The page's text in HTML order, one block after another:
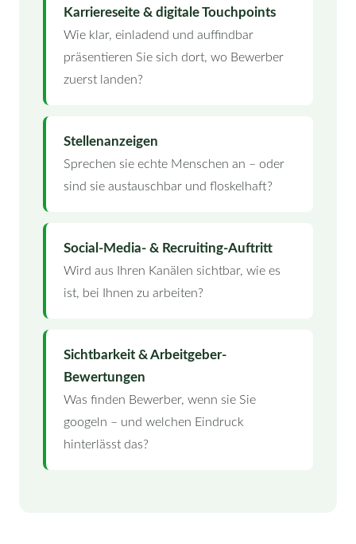
Karriereseite & digitale Touchpoints
Wie klar, einladend und auffindbar
präsentieren Sie sich dort, wo Bewerber
zuerst landen?
Stellenanzeigen
Sprechen sie echte Menschen an – oder
sind sie austauschbar und floskelhaft?
Social-Media- & Recruiting-Auftritt
Wird aus Ihren Kanälen sichtbar, wie es
ist, bei Ihnen zu arbeiten?
Sichtbarkeit & Arbeitgeber-
Bewertungen
Was finden Bewerber, wenn sie Sie
googeln – und welchen Eindruck
hinterlässt das?